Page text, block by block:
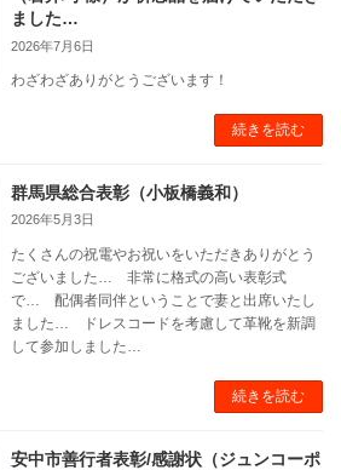
ました…
2026年7月6日
わざわざありがとうございます！
続きを読む
群馬県総合表彰（小板橋義和）
2026年5月3日
たくさんの祝電やお祝いをいただきありがとう
ございました… 非常に格式の高い表彰式
で… 配偶者同伴ということで妻と出席いたし
ました… ドレスコードを考慮して革靴を新調
して参加しました…
続きを読む
安中市善行者表彰/感謝状（ジュンコーポ